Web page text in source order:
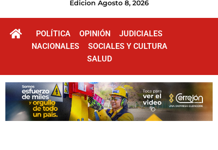
Edicion Agosto 8, 2026
POLÍTICA OPINIÓN
JUDICIALES
NACIONALES
SOCIALES Y CULTURA
SALUD